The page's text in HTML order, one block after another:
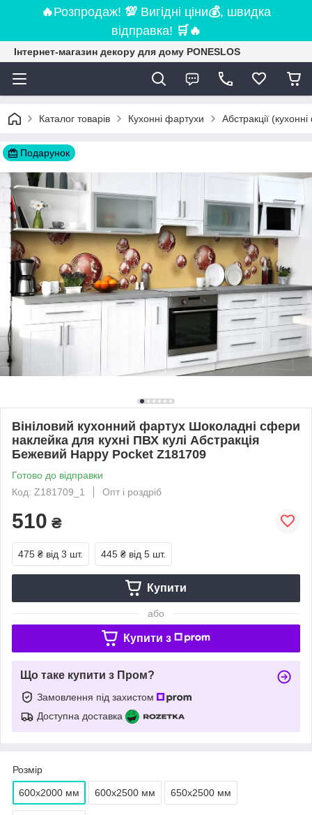
🔥Розпродаж! 💯 Вигідні ціни💰, швидка
відправка! 🛒 🔥
Інтернет-магазин декору для дому PONESLOS
Каталог товарів Кухонні фартухи Абстракції
Подарунок
Вініловий кухонний фартух Шоколадні сфери
наклейка для кухні ПВХ кулі Абстракція
Бежевий Happy Pocket Z181709
Готово до відправки
Код: Z181709_1
Опт і роздріб
510 ₴
475 ₴ від 3 шт. 445 ₴ від 5 шт.
Купити
або
Купити з
Що таке купити з Пром?
Замовлення під захистом
Доступна доставка
Розмір
600х2000 мм 600х2500 мм 650х2500 мм